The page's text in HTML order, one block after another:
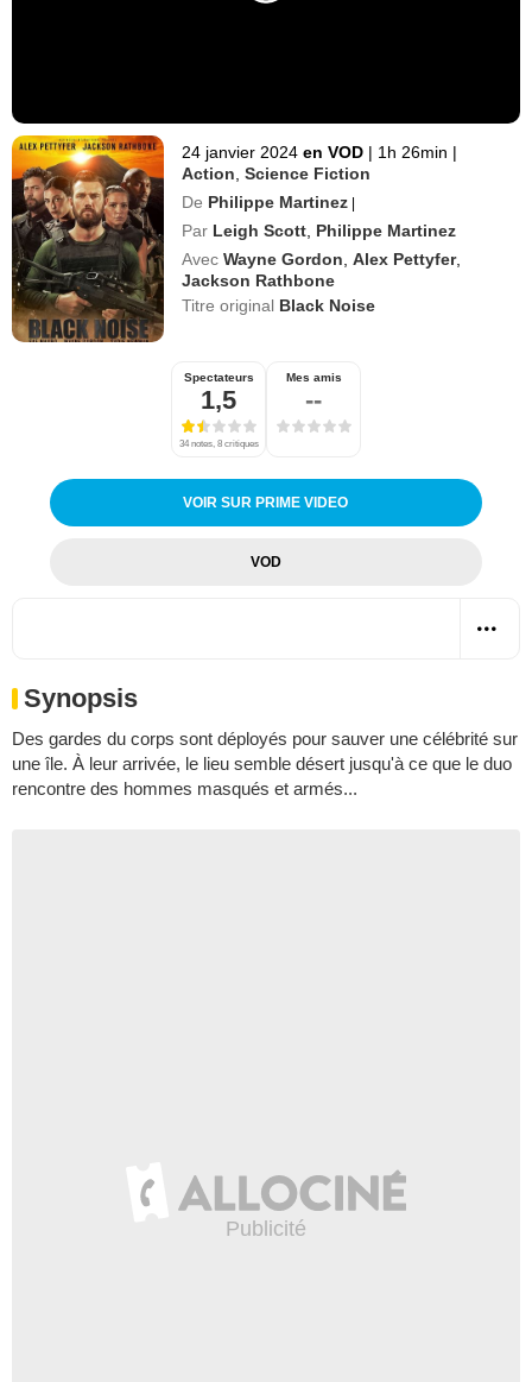
24 janvier 2024 en VOD | 1h 26min |
Action ,Science Fiction
De Philippe Martinez |
Par Leigh Scott Philippe Martinez
Avec Wayne Gordon ,Alex Pettyfer,
Jackson Rathbone
Titre original Black Noise
Spectateurs
1,5
34 notes, 8 critiques
Mes amis
--
VOIR SUR PRIME VIDEO
VOD
Synopsis
Des gardes du corps sont déployés pour sauver une célébrité sur
une île. À leur arrivée, le lieu semble désert jusqu'à ce que le duo
rencontre des hommes masqués et armés...